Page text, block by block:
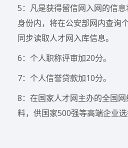
5：凡是获得留信网入网的信
身份内，将在公安部网内查询
同步读取人才网入库信息。
6：个人职称评审加20分。
7：个人信誉贷款加10分。
8：在国家人才网主办的全国
料，供国家500强等高端企业选